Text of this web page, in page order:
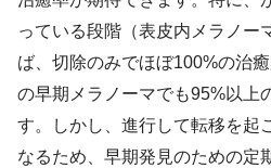
っている段階（表皮内メラノー
ば、切除のみでほぼ100%の治
の早期メラノーマでも95%以上
す。しかし、進行して転移を起
なるため、早期発見のための定